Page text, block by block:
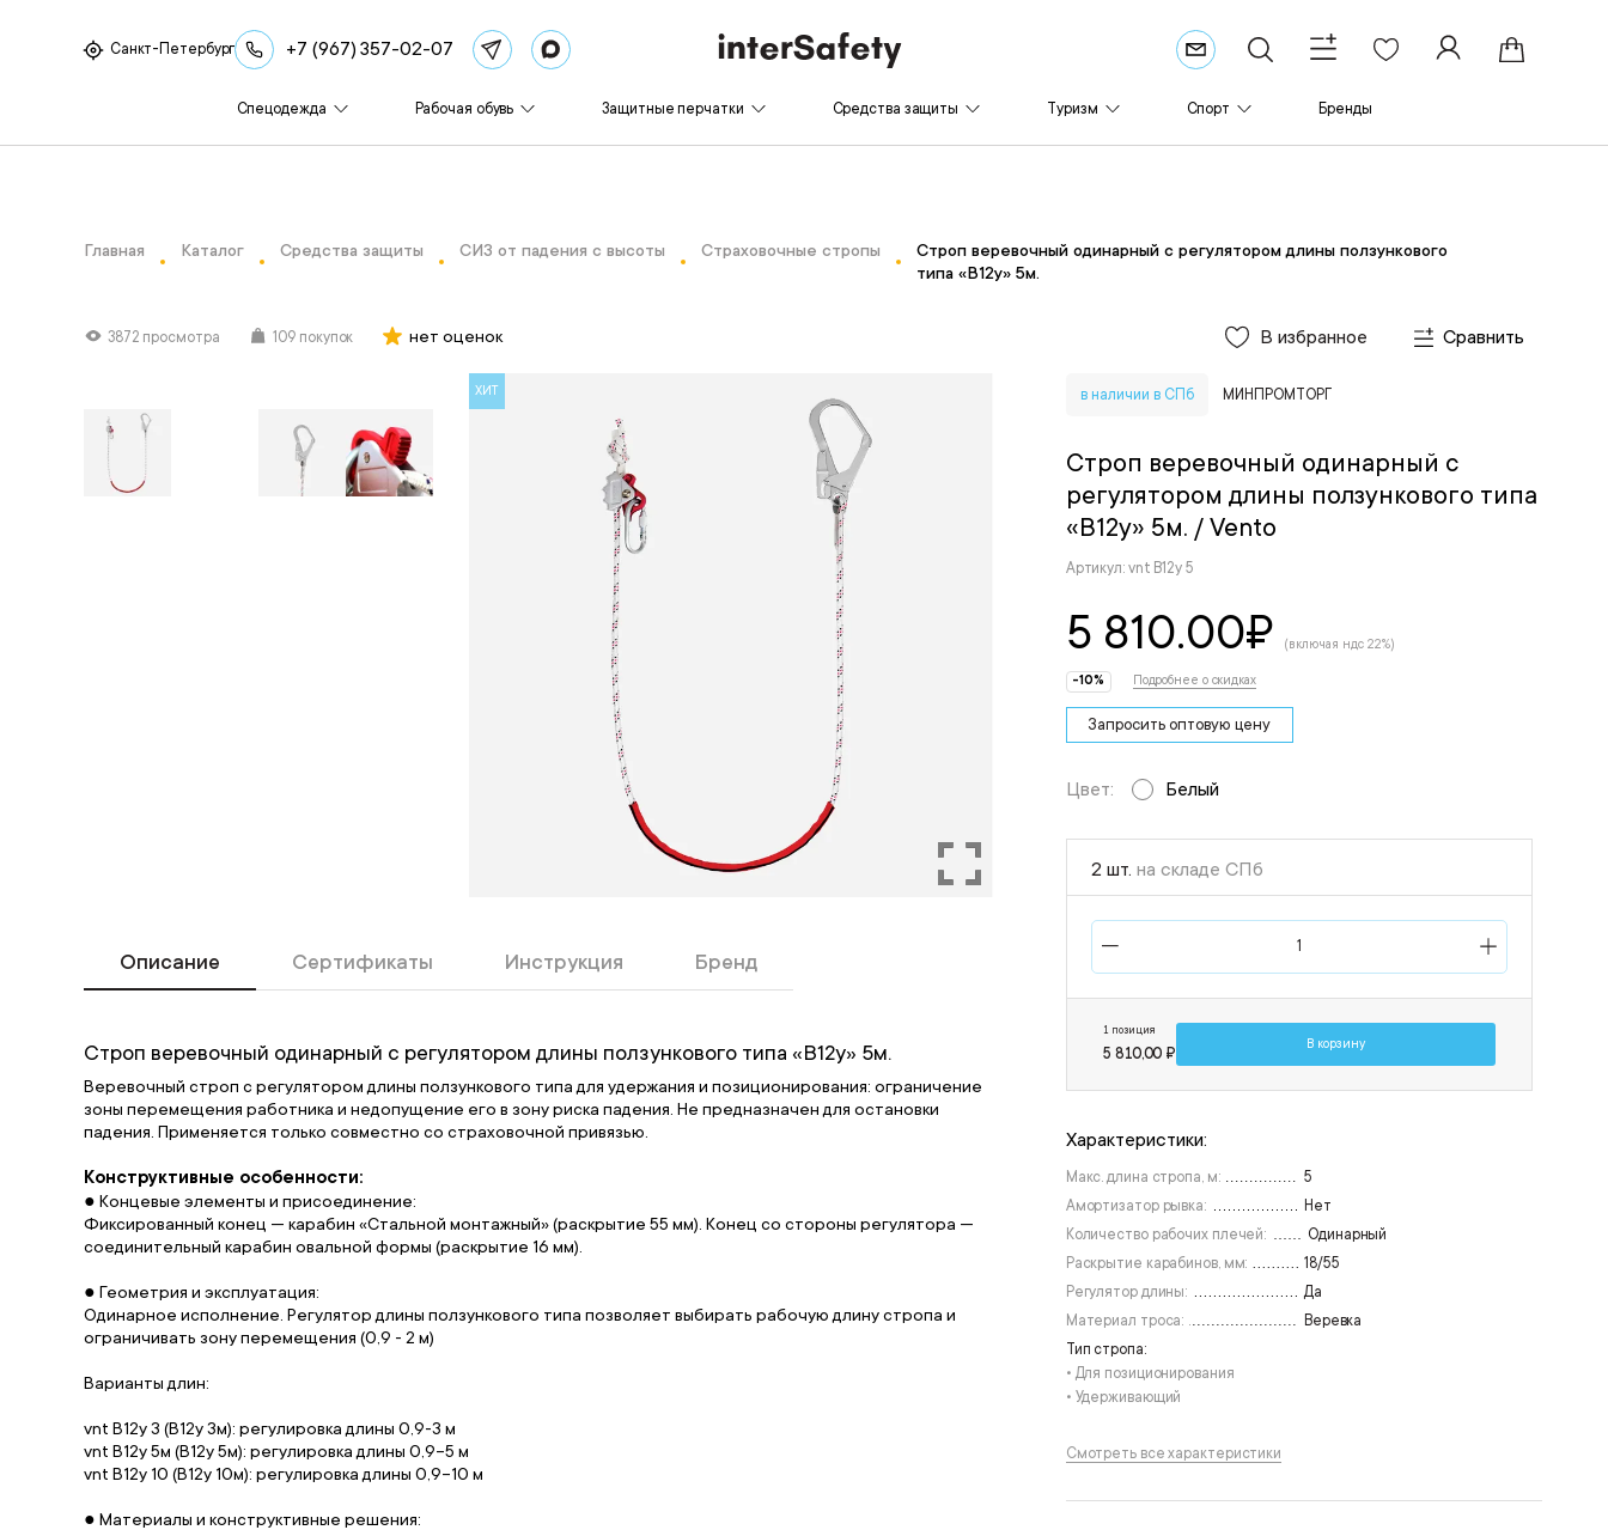
Санкт-Петербург +7 (967) 357-02-07
Спецодежда Рабочая обувь Защитные перчатки Средства защиты Туризм Спорт Бренды
Главная Каталог Средства защиты СИЗ от падения с высоты Страховочные стропы
Строп веревочный одинарный с регулятором длины ползункового
типа «В12у» 5м.
3872 просмотра 109 покупок нет оценок В избранное Сравнить
ХИТ
Описание Сертификаты Инструкция Бренд
Строп веревочный одинарный с регулятором длины ползункового типа «В12у» 5м.
Веревочный строп с регулятором длины ползункового типа для удержания и позиционирования: ограничение
зоны перемещения работника и недопущение его в зону риска падения. Не предназначен для остановки
падения. Применяется только совместно со страховочной привязью.
Конструктивные особенности:
● Концевые элементы и присоединение:
Фиксированный конец — карабин «Стальной монтажный» (раскрытие 55 мм). Конец со стороны регулятора —
соединительный карабин овальной формы (раскрытие 16 мм).
● Геометрия и эксплуатация:
Одинарное исполнение. Регулятор длины ползункового типа позволяет выбирать рабочую длину стропа и
ограничивать зону перемещения (0,9 - 2 м)
Варианты длин:
vnt B12y 3 (B12у 3м): регулировка длины 0,9-3 м
vnt B12y 5м (B12у 5м): регулировка длины 0,9–5 м
vnt B12y 10 (B12у 10м): регулировка длины 0,9–10 м
● Материалы и конструктивные решения:
в наличии в СПб МИНПРОМТОРГ
Строп веревочный одинарный с
регулятором длины ползункового типа
«В12у» 5м. / Vento
Артикул: vnt B12y 5
5 810.00₽ (включая ндс 22%)
-10% Подробнее о скидках
Запросить оптовую цену
Цвет: Белый
2 шт. на складе СПб
1 позиция
5 810,00 ₽
В корзину
Характеристики:
Макс. длина стропа, м:
5
Амортизатор рывка:
Нет
Количество рабочих плечей:
Одинарный
Раскрытие карабинов, мм:
18/55
Регулятор длины:
Да
Материал троса:
Веревка
Тип стропа:
• Для позиционирования
• Удерживающий
Смотреть все характеристики